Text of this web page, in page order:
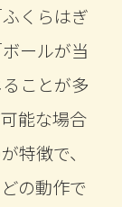
くらはぎ
ールが当
ことが多
能な場合
特徴で、
の動作で